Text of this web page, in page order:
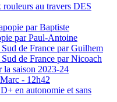
au travers DES
par Baptiste
par Paul-Antoine
de France par Guilhem
de France par Nicoach
la saison 2023-24
- 12h42
en autonomie et sans